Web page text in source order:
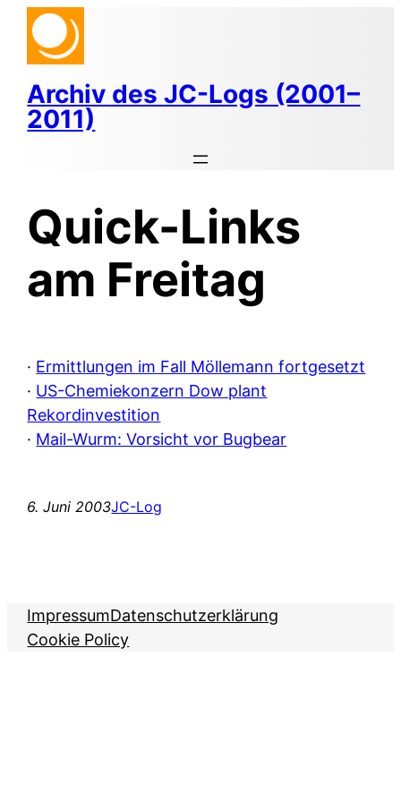
Zum
Inhalt
springen
Archiv des JC-Logs (2001–
2011)
Quick-Links
am Freitag
· Ermittlungen im Fall Möllemann fortgesetzt
· US-Chemiekonzern Dow plant
Rekordinvestition
· Mail-Wurm: Vorsicht vor Bugbear
6. Juni 2003JC-Log
ImpressumDatenschutzerklärung
Cookie Policy